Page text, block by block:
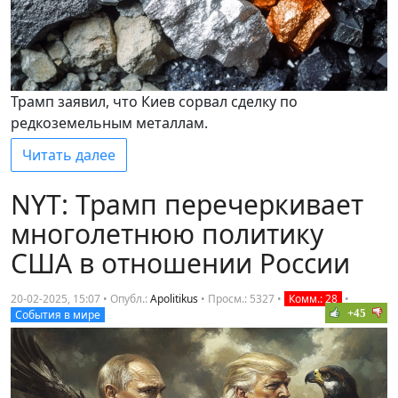
Трамп заявил, что Киев сорвал сделку по
редкоземельным металлам.
Читать далее
NYT: Трамп перечеркивает
многолетнюю политику
США в отношении России
20-02-2025, 15:07 • Опубл.:Apolitikus • Просм.: 5327 • Комм.: 28 •
События в мире
+45